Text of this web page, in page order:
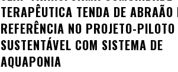
TERAPÊUTICA TENDA DE ABRAÃO
REFERÊNCIA NO PROJETO-PILOTO
SUSTENTÁVEL COM SISTEMA DE
AQUAPONIA